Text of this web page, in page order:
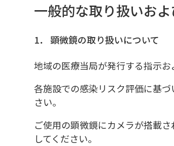
一般的な取り扱いお
1． 顕微鏡の取り扱いについて
地域の医療当局が発行する指示
各施設での感染リスク評価に基
さい。
ご使用の顕微鏡にカメラが搭載
してください。